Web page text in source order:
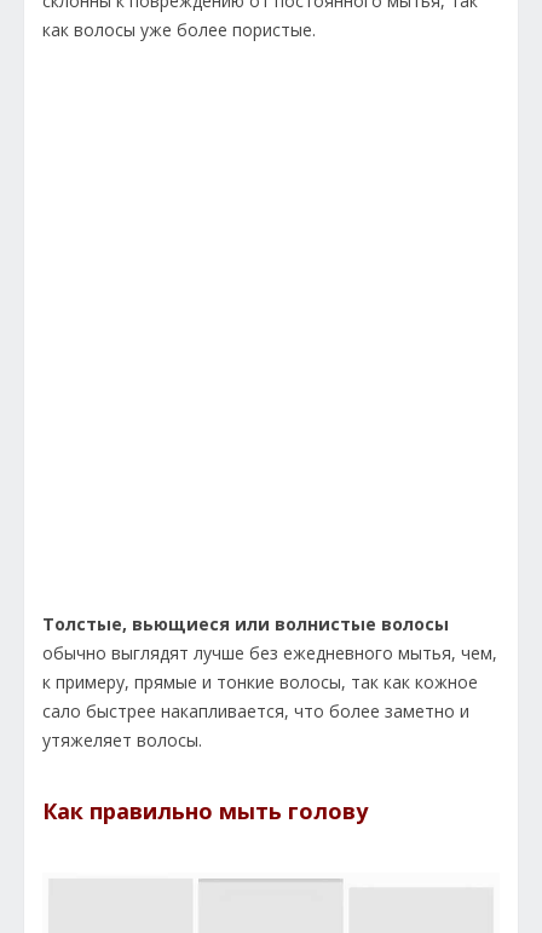
как волосы уже более пористые.
Толстые, вьющиеся или волнистые волосы
обычно выглядят лучше без ежедневного мытья, чем,
к примеру, прямые и тонкие волосы, так как кожное
сало быстрее накапливается, что более заметно и
утяжеляет волосы.
Как правильно мыть голову